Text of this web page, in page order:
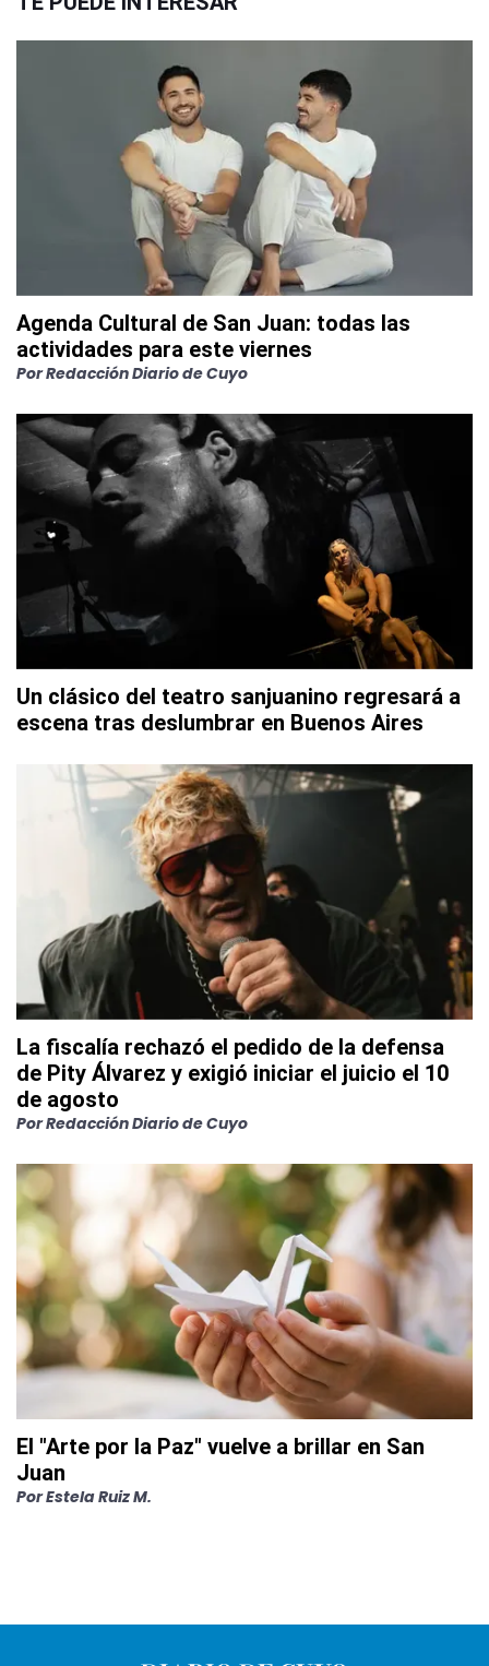
Agenda Cultural de San Juan: todas las
actividades para este viernes
PorRedacción Diario de Cuyo
Un clásico del teatro sanjuanino regresará a
escena tras deslumbrar en Buenos Aires
La fiscalía rechazó el pedido de la defensa
de Pity Álvarez y exigió iniciar el juicio el 10
de agosto
PorRedacción Diario de Cuyo
El "Arte por la Paz" vuelve a brillar en San
Juan
PorEstela Ruiz M.